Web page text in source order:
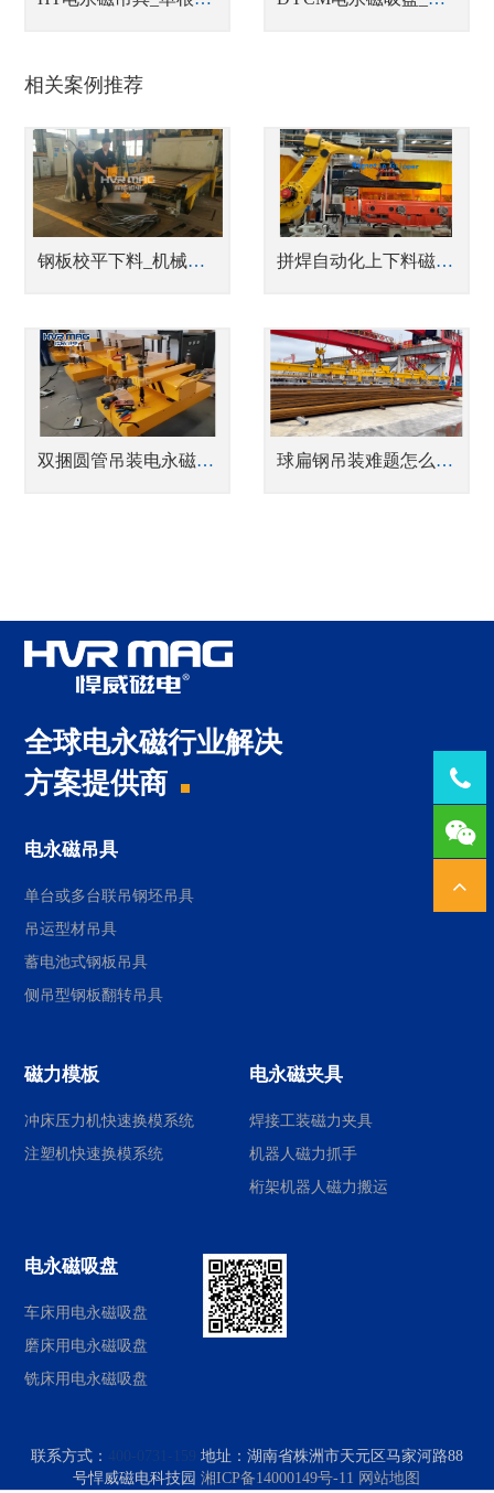
相关案例推荐
钢板校平下料_机械臂搭配电永磁铁_经济又高效 拼焊自动化上下料磁力抓手
双捆圆管吊装电永磁吊具在油田智能车间的应用 球扁钢吊装难题怎么解悍威电永磁吊具造船厂实战案例
全球电永磁行业解决
方案提供商
电永磁吊具
单台或多台联吊钢坯吊具
吊运型材吊具
蓄电池式钢板吊具
侧吊型钢板翻转吊具
磁力模板
冲床压力机快速换模系统
注塑机快速换模系统
电永磁夹具
焊接工装磁力夹具
机器人磁力抓手
桁架机器人磁力搬运
电永磁吸盘
车床用电永磁吸盘
磨床用电永磁吸盘
铣床用电永磁吸盘
联系方式： 地址： 湖南省株洲市天元区马家河路88
号悍威磁电科技园湘ICP备14000149号-11 网站地图
Tel：